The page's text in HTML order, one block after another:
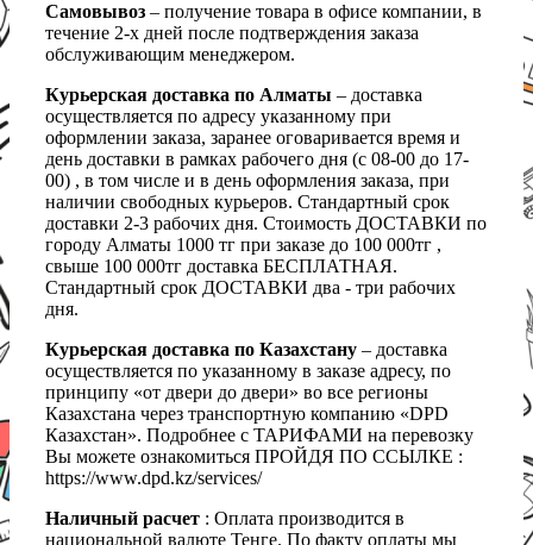
Самовывоз – получение товара в офисе компании, в
течение 2-х дней после подтверждения заказа
обслуживающим менеджером.
Курьерская доставка по Алматы – доставка
осуществляется по адресу указанному при
оформлении заказа, заранее оговаривается время и
день доставки в рамках рабочего дня (с 08-00 до 17-
00) , в том числе и в день оформления заказа, при
наличии свободных курьеров. Стандартный срок
доставки 2-3 рабочих дня. Стоимость ДОСТАВКИ по
городу Алматы 1000 тг при заказе до 100 000тг ,
свыше 100 000тг доставка БЕСПЛАТНАЯ.
Стандартный срок ДОСТАВКИ два - три рабочих
дня.
Курьерская доставка по Казахстану – доставка
осуществляется по указанному в заказе адресу, по
принципу «от двери до двери» во все регионы
Казахстана через транспортную компанию «DPD
Казахстан». Подробнее с ТАРИФАМИ на перевозку
Вы можете ознакомиться ПРОЙДЯ ПО ССЫЛКЕ :
https://www.dpd.kz/services/
Наличный расчет : Оплата производится в
национальной валюте Тенге. По факту оплаты мы